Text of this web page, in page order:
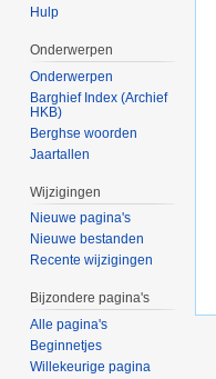
Hulp
Onderwerpen
Onderwerpen
Barghief Index (Archief
HKB)
Berghse woorden
Jaartallen
Wijzigingen
Nieuwe pagina's
Nieuwe bestanden
Recente wijzigingen
Bijzondere pagina's
Alle pagina's
Beginnetjes
Willekeurige pagina